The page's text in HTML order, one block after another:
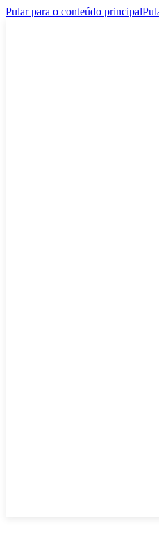
Pular para o conteúdo principal